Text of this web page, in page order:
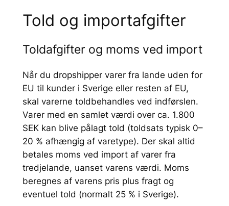
Told og importafgifter
Toldafgifter og moms ved import
Når du dropshipper varer fra lande uden for
EU til kunder i Sverige eller resten af EU,
skal varerne toldbehandles ved indførslen.
Varer med en samlet værdi over ca. 1.800
SEK kan blive pålagt told (toldsats typisk 0–
20 % afhængig af varetype). Der skal altid
betales moms ved import af varer fra
tredjelande, uanset varens værdi. Moms
beregnes af varens pris plus fragt og
eventuel told (normalt 25 % i Sverige).